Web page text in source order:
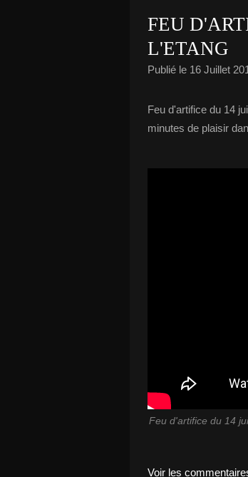
FEU
L'ETANG
Publié le 16 Juillet
Feu d'artifice du 14
minutes de plaisir
Feu d'artifice du 14
Voir les